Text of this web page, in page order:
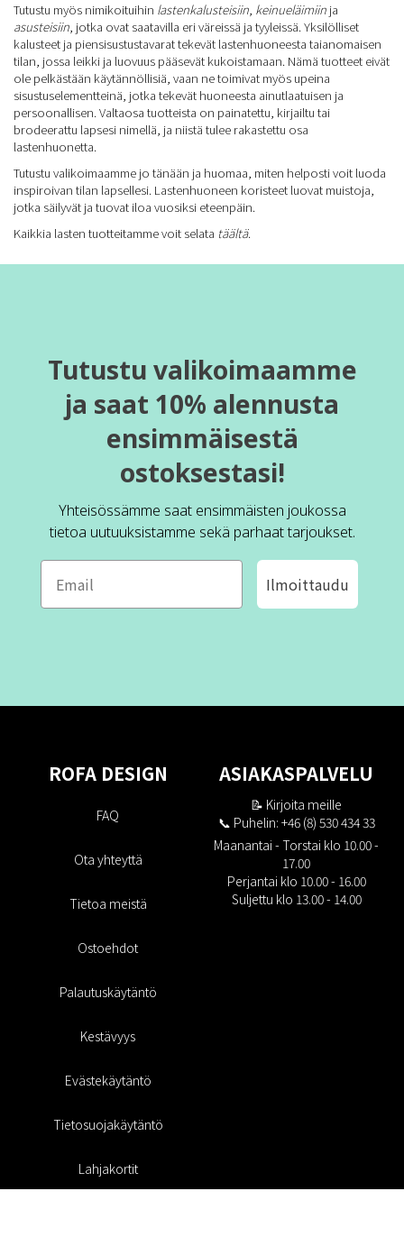
Tutustu myös nimikoituihin lastenkalusteisiin, keinueläimiin ja
asusteisiin, jotka ovat saatavilla eri väreissä ja tyyleissä. Yksilölliset
kalusteet ja piensisustustavarat tekevät lastenhuoneesta taianomaisen
tilan, jossa leikki ja luovuus pääsevät kukoistamaan. Nämä tuotteet eivät
ole pelkästään käytännöllisiä, vaan ne toimivat myös upeina
sisustuselementteinä, jotka tekevät huoneesta ainutlaatuisen ja
persoonallisen. Valtaosa tuotteista on painatettu, kirjailtu tai
brodeerattu lapsesi nimellä, ja niistä tulee rakastettu osa
lastenhuonetta.
Tutustu valikoimaamme jo tänään ja huomaa, miten helposti voit luoda
inspiroivan tilan lapsellesi. Lastenhuoneen koristeet luovat muistoja,
jotka säilyvät ja tuovat iloa vuosiksi eteenpäin.
Kaikkia lasten tuotteitamme voit selata täältä.
Tutustu valikoimaamme
ja saat 10% alennusta
ensimmäisestä
ostoksestasi!
Yhteisössämme saat ensimmäisten joukossa
tietoa uutuuksistamme sekä parhaat tarjoukset.
Ilmoittaudu
ROFA DESIGN
FAQ
Ota yhteyttä
Tietoa meistä
Ostoehdot
Palautuskäytäntö
Kestävyys
Evästekäytäntö
Tietosuojakäytäntö
Lahjakortit
ASIAKASPALVELU
📝 Kirjoita meille
📞 Puhelin: +46 (8) 530 434 33
Maanantai - Torstai klo 10.00 -
17.00
Perjantai klo 10.00 - 16.00
Suljettu klo 13.00 - 14.00